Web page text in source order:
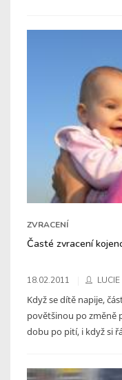
ZVRACENÍ
Časté zvracení
18.02.2011
Když se dítě napije,
povětšinou po změně
dobu po pití, i když si